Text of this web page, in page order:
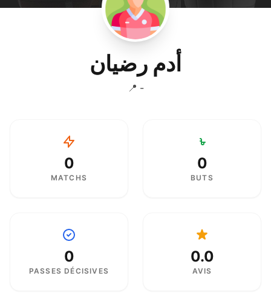
أدم رضيان
📍 -
0
MATCHS
0
BUTS
0
PASSES DÉCISIVES
0.0
AVIS